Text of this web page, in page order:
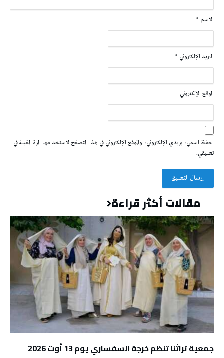
الاسم *
البريد الإلكتروني *
الموقع الإلكتروني
احفظ اسمي، بريدي الإلكتروني، والموقع الإلكتروني في هذا المتصفح لاستخدامها المرة المقبلة في
تعليقي.
مقالات أكثر قراءة
جمعية تراثنا تنَظم خرجة السفساري يوم 13 أوت 2026